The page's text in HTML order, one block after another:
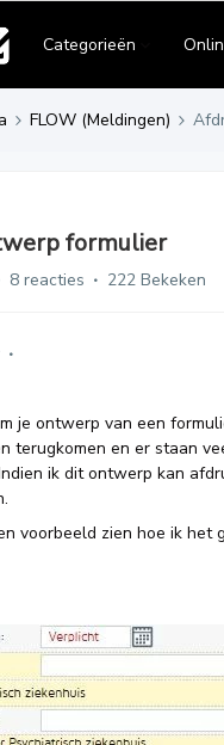
Categorieën
FLOW (Meldingen)
formulier
8 reacties 222 Bekeken
je ontwerp van een
terugkomen en er staan
ik dit ontwerp kan
voorbeeld zien hoe ik het